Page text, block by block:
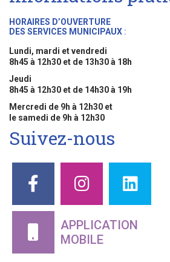
HORAIRES D’OUVERTURE
DES SERVICES MUNICIPAUX :
Lundi, mardi et vendredi
8h45 à 12h30 et de 13h30 à 18h
Jeudi
8h45 à 12h30 et de 14h30 à 19h
Mercredi de 9h à 12h30 et
le samedi de 9h à 12h30
Suivez-nous
APPLICATION
MOBILE